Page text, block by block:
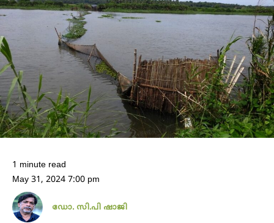
1 minute read
May 31, 2024 7:00 pm
ഡോ. സി.പി ഷാജി